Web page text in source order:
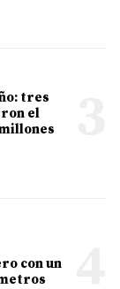
tres
el
con un